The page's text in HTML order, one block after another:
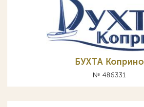
БУХТА Коприно
№ 486331